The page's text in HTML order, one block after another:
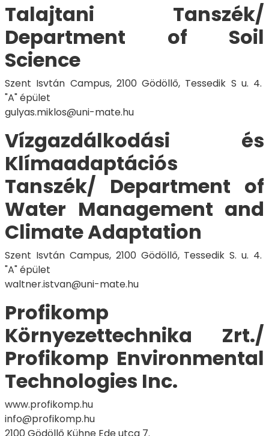
Talajtani Tanszék/
Department of Soil
Science
Szent Isvtán Campus, 2100 Gödöllő, Tessedik S u. 4.
"A" épület
gulyas.miklos@uni-mate.hu
Vízgazdálkodási és
Klímaadaptációs
Tanszék/ Department of
Water Management and
Climate Adaptation
Szent Isvtán Campus, 2100 Gödöllő, Tessedik S. u. 4.
"A" épület
waltner.istvan@uni-mate.hu
Profikomp
Környezettechnika Zrt./
Profikomp Environmental
Technologies Inc.
www.profikomp.hu
info@profikomp.hu